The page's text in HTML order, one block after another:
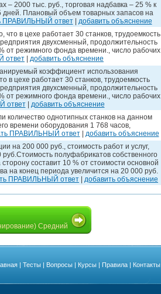
– 2000 тыс. руб., торговая надбавка – 25 % к
дней. Плановый объем товарных запасов на
ПРАВИЛЬНЫЙ ответ| добавить объяснение
в цехе работает 30 станков, трудоемкость
двухсменный, продолжительность
от режимного фонда времени., число рабочих
ответ добавить объяснение
коэффициент использования
в цехе работает 30 станков, трудоемкость
двухсменный, продолжительность
от режимного фонда времени., число рабочих
ответ| добавить объяснение
количество однотипных станков на данном
времени оборудования 1 768 часов,
ПРАВИЛЬНЫЙ ответ| добавить объяснение
на 200 000 руб., стоимость работ и услуг,
полуфабрикатов собственного
составит 10 % от стоимости основной
на конец периода увеличится на 20 000 руб.
ПРАВИЛЬНЫЙ ответ добавить объяснение
Средний
| Тесты | Вопросы | Курсы | Правила | Контакты